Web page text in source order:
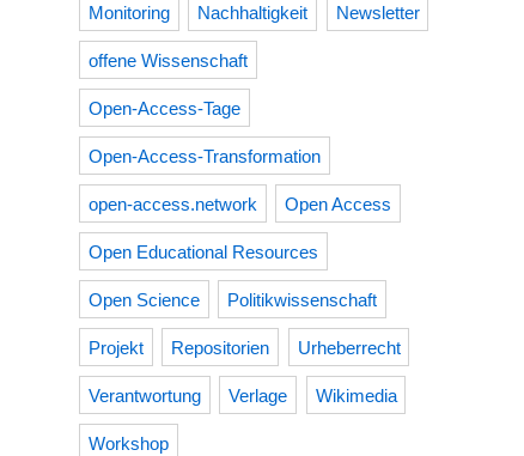
Monitoring Nachhaltigkeit Newsletter
offene Wissenschaft
Open-Access-Tage
Open-Access-Transformation
open-access.network Open Access
Open Educational Resources
Open Science Politikwissenschaft
Projekt Repositorien Urheberrecht
Verantwortung Verlage Wikimedia
Workshop